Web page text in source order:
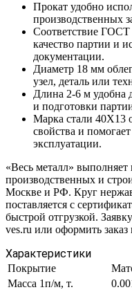
Прокат удобно
производственных
Соответствие ГОСТ
качество партии и
документации.
Диаметр 18 мм
узел, деталь или
Длина 2-6 м удобна
и подготовки
Марка стали 40Х13
свойства и
эксплуатации.
«Весь металл» выполняет
производственных и
Москве и РФ. Круг
поставляется с
быстрой отгрузкой.
ves.ru или оформить
Характеристики
Покрытие
Масса 1п/м, т.